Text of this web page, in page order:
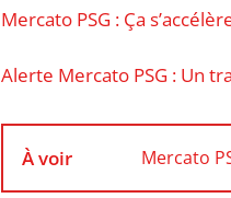
Mercato PSG : Ça
‎Alerte Mercato PSG : Un
À voir Mercato